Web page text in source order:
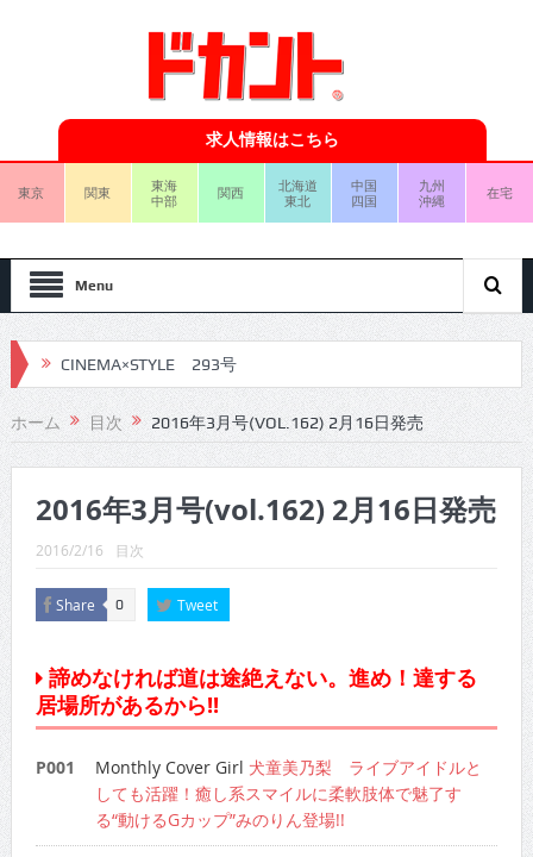
求人情報はこちら
東京 関東
東海
中部
関西
北海道
東北
中国
四国
九州
沖縄
在宅
Menu
CINEMA×STYLE 293号
CINEMA×STYLE 292号
CINEMA×STYLE 291号
CINEMA×STYLE 290号
CINEMA×STYLE 289号
CINEMA×STYLE 288号
CINEMA×STYLE 286号
CINEMA×STYLE 285号
CINEMA×STYLE 294号
ホーム 目次 2016年3月号(VOL.162) 2月16日発売
2016年3月号(vol.162) 2月16日発売
2016/2/16 目次
Share 0 Tweet
諦めなければ道は途絶えない。進め！達する
居場所があるから!!
P001 Monthly Cover Girl 犬童美乃梨 ライブアイドルと
しても活躍！癒し系スマイルに柔軟肢体で魅了す
る“動けるGカップ”みのりん登場!!